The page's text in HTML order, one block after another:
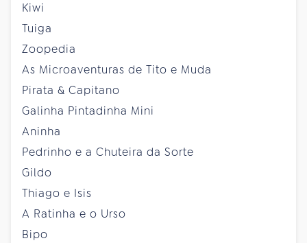
Kiwi
Tuiga
Zoopedia
As Microaventuras de Tito e Muda
Pirata & Capitano
Galinha Pintadinha Mini
Aninha
Pedrinho e a Chuteira da Sorte
Gildo
Thiago e Isis
A Ratinha e o Urso
Bipo